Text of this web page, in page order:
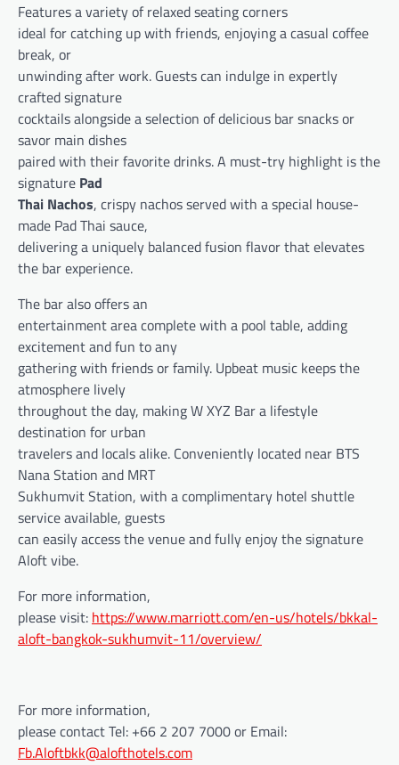
Features a variety of relaxed seating corners
ideal for catching up with friends, enjoying a casual coffee
break, or
unwinding after work. Guests can indulge in expertly
crafted signature
cocktails alongside a selection of delicious bar snacks or
savor main dishes
paired with their favorite drinks. A must-try highlight is the
signature Pad
Thai Nachos, crispy nachos served with a special house-
made Pad Thai sauce,
delivering a uniquely balanced fusion flavor that elevates
the bar experience.
The bar also offers an
entertainment area complete with a pool table, adding
excitement and fun to any
gathering with friends or family. Upbeat music keeps the
atmosphere lively
throughout the day, making W XYZ Bar a lifestyle
destination for urban
travelers and locals alike. Conveniently located near BTS
Nana Station and MRT
Sukhumvit Station, with a complimentary hotel shuttle
service available, guests
can easily access the venue and fully enjoy the signature
Aloft vibe.
For more information,
please visit: https://www.marriott.com/en-us/hotels/bkkal-
aloft-bangkok-sukhumvit-11/overview/
For more information,
please contact Tel: +66 2 207 7000 or Email:
Fb.Aloftbkk@alofthotels.com